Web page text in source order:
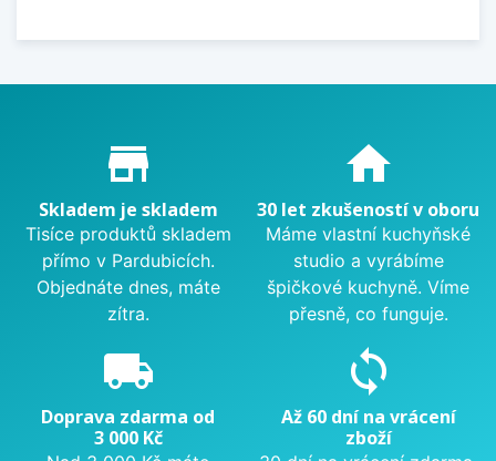
Proč nakupovat u nás?
store_mall_directory
Skladem je skladem
Tisíce produktů skladem
přímo v Pardubicích.
Objednáte dnes, máte
zítra.
home
30 let zkušeností v oboru
Máme vlastní kuchyňské
studio a vyrábíme
špičkové kuchyně. Víme
přesně, co funguje.
local_shipping
Doprava zdarma od
3 000 Kč
sync
Až 60 dní na vrácení
zboží